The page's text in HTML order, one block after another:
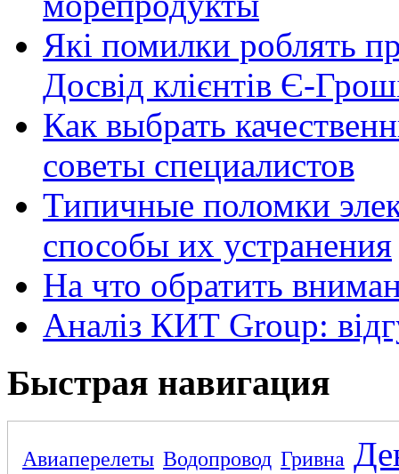
Які помилки роблять
Досвід клієнтів Є-
Как выбрать
советы специалистов
Типичные поломки
способы их устранения
На что обратить
Аналіз КИТ Group:
Быстрая навигация
Авиаперелеты Водопровод Гривна